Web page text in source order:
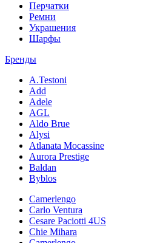
Перчатки
Ремни
Украшения
Шарфы
Бренды
A.Testoni
Add
Adele
AGL
Aldo Brue
Alysi
Atlanata Mocassine
Aurora Prestige
Baldan
Byblos
Camerlengo
Carlo Ventura
Cesare Paciotti 4US
Chie Mihara